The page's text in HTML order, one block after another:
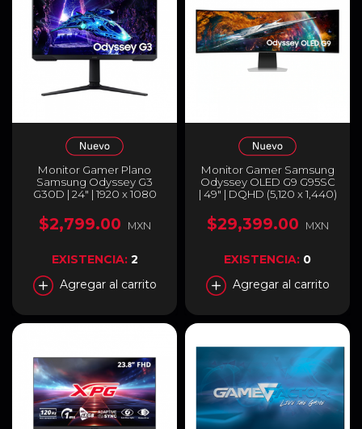
Monitor Gamer Plano
Samsung Odyssey G3
G30D | 24" | 1920 x 1080
(MPRT) | AMD FreeSync /
HDR10 | HDMI 2.0 /
3.5mm | Negro |
LS24DG300ELXZX
$2,799.00 MXN
EXISTENCIA: 2
Agregar al carrito
Monitor Gamer Samsung
Odyssey OLED G9 G95SC
| 49" | DQHD (5,120 x 1,440)
0.03ms(GTG) | 240Hz |
HDMI / Micro HDMI /
LS49CG950SLXZX
$29,399.00 MXN
EXISTENCIA: 0
Agregar al carrito